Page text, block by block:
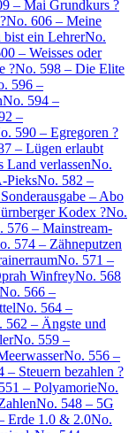
– Mai Grundkurs ?
No. 606 – Meine
ein LehrerNo.
– Weisses oder
?No. 598 – Die Elite
596 –
No. 594 –
–
590 – Egregoren ?
– Lügen erlaubt
Land verlassenNo.
PieksNo. 582 –
– Abo
Kodex ?No.
576 – Mainstream-
574 – Zähneputzen
No. 571 –
WinfreyNo. 568
No. 566 –
No. 564 –
562 – Ängste und
No. 559 –
No. 556 –
– Steuern bezahlen ?
– PolyamorieNo.
No. 548 – 5G
Erde 1.0 & 2.0No.